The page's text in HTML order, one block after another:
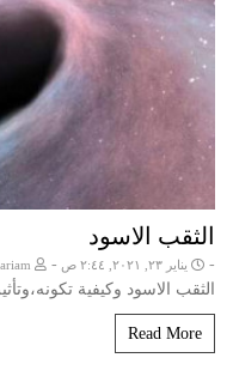
الثقب الاسود
- يناير ٢٣, ٢٠٢١, ٢:٤٤ ص -
الثقب الاسود وكيفية
Read More